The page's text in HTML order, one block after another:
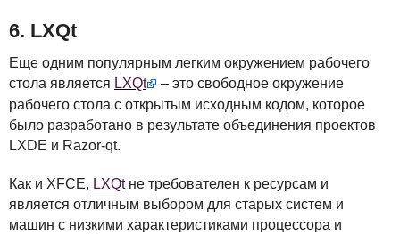
6. LXQt
Еще одним популярным легким окружением рабочего
стола является LXQt
– это свободное окружение
рабочего стола с открытым исходным кодом, которое
было разработано в результате объединения проектов
LXDE и Razor-qt.
Как и XFCE, LXQtне требователен к ресурсам и
является отличным выбором для старых систем и
машин с низкими характеристиками процессора и